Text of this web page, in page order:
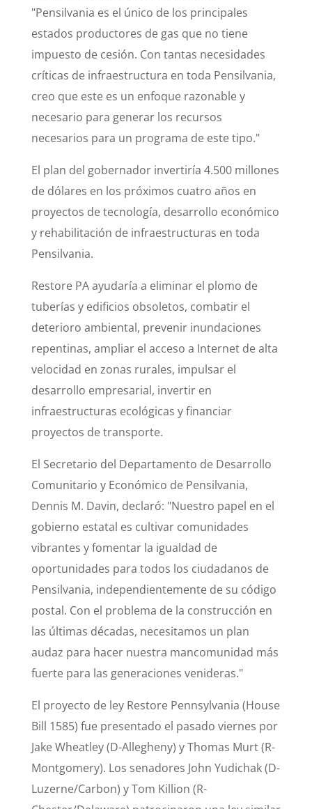
"Pensilvania es el único de los principales
estados productores de gas que no tiene
impuesto de cesión. Con tantas necesidades
críticas de infraestructura en toda Pensilvania,
creo que este es un enfoque razonable y
necesario para generar los recursos
necesarios para un programa de este tipo."
El plan del gobernador invertiría 4.500 millones
de dólares en los próximos cuatro años en
proyectos de tecnología, desarrollo económico
y rehabilitación de infraestructuras en toda
Pensilvania.
Restore PA ayudaría a eliminar el plomo de
tuberías y edificios obsoletos, combatir el
deterioro ambiental, prevenir inundaciones
repentinas, ampliar el acceso a Internet de alta
velocidad en zonas rurales, impulsar el
desarrollo empresarial, invertir en
infraestructuras ecológicas y financiar
proyectos de transporte.
El Secretario del Departamento de Desarrollo
Comunitario y Económico de Pensilvania,
Dennis M. Davin, declaró: "Nuestro papel en el
gobierno estatal es cultivar comunidades
vibrantes y fomentar la igualdad de
oportunidades para todos los ciudadanos de
Pensilvania, independientemente de su código
postal. Con el problema de la construcción en
las últimas décadas, necesitamos un plan
audaz para hacer nuestra mancomunidad más
fuerte para las generaciones venideras."
El proyecto de ley Restore Pennsylvania (House
Bill 1585) fue presentado el pasado viernes por
Jake Wheatley (D-Allegheny) y Thomas Murt (R-
Montgomery). Los senadores John Yudichak (D-
Luzerne/Carbon) y Tom Killion (R-